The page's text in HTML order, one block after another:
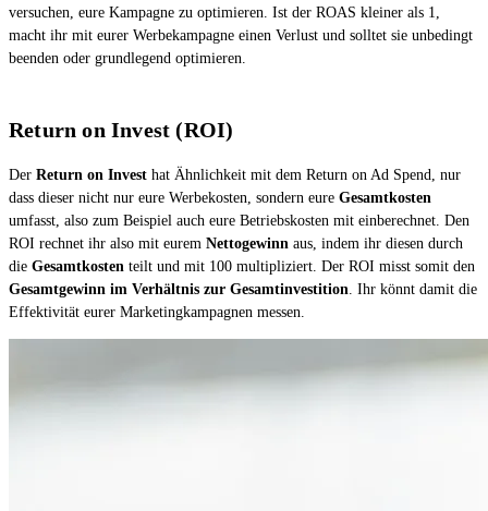
versuchen, eure Kampagne zu optimieren. Ist der ROAS kleiner als 1,
macht ihr mit eurer Werbekampagne einen Verlust und solltet sie unbedingt
beenden oder grundlegend optimieren.
Return on Invest (ROI)
Der Return on Invest hat Ähnlichkeit mit dem Return on Ad Spend, nur
dass dieser nicht nur eure Werbekosten, sondern eure Gesamtkosten
umfasst, also zum Beispiel auch eure Betriebskosten mit einberechnet. Den
ROI rechnet ihr also mit eurem Nettogewinn aus, indem ihr diesen durch
die Gesamtkosten teilt und mit 100 multipliziert. Der ROI misst somit den
Gesamtgewinn im Verhältnis zur Gesamtinvestition. Ihr könnt damit die
Effektivität eurer Marketingkampagnen messen.